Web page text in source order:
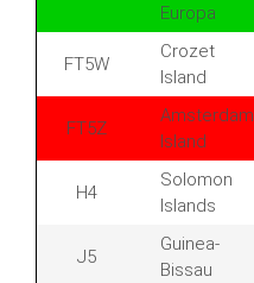
Europa
FT5W
Crozet
Island
FT5Z
Amsterdam
Island
H4
Solomon
Islands
J5
Guinea-
Bissau